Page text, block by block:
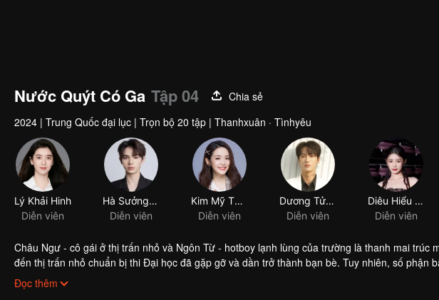
Nước Quýt Có Ga Tập 04
Chia sẻ
2024 | Trung Quốc đại lục | Trọn bộ 20 tập | Thanhxuân · Tìnhyêu
Lý Khải Hinh
Diễn viên
Hà Sưởng Hy
Diễn viên
Kim Mỹ Thần
Diễn viên
Dương Tử Hâm
Diễn viên
Diêu Hiểu Đường
Diễn viên
Châu Ngư - cô gái ở thị trấn nhỏ và Ngôn Từ - hotboy lạnh lùng của trường là thanh mai trúc
đến thị trấn nhỏ chuẩn bị thi Đại học đã gặp gỡ và dần trở thành bạn bè. Tuy nhiên, số phận
thanh xuân của họ cũng kết thúc. Nhiều năm sau, cả ba gặp lại nhau tại quê nhà, tình yêu
chuyện thanh xuân tại thị trấn nhỏ lại được tái hiện...
Đọc thêm